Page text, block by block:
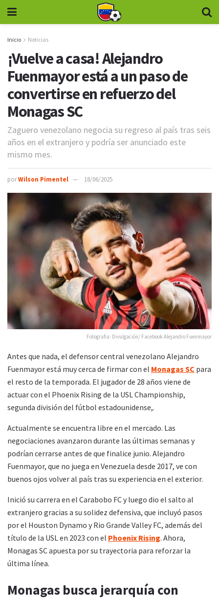
Inicio Noticias
¡Vuelve a casa! Alejandro
Fuenmayor está a un paso de
convertirse en refuerzo del
Monagas SC
Zaguero venezolano negocia su regreso al país tras seis
años en el extranjero y podría ser anunciado este
mismo mes.
porWilson Pimentel 18/06/2025
Fotografia: Divulgación/ Facebook Alejandro Fuenmayor
Antes que nada, el defensor central venezolano Alejandro
Fuenmayor está muy cerca de firmar con el Monagas SC para
el resto de la temporada. El jugador de 28 años viene de
actuar con el Phoenix Rising de la USL Championship,
segunda división del fútbol estadounidense,.
Actualmente se encuentra libre en el mercado. Las
negociaciones avanzaron durante las últimas semanas y
podrían cerrarse antes de que finalice junio. Alejandro
Fuenmayor, que no juega en Venezuela desde 2017, ve con
buenos ojos volver al país tras su experiencia en el exterior.
Inició su carrera en el Carabobo FC y luego dio el salto al
extranjero gracias a su solidez defensiva, que incluyó pasos
por el Houston Dynamo y Rio Grande Valley FC, además del
título de la USL en 2023 con el Phoenix Rising. Ahora,
Monagas SC apuesta por su trayectoria para reforzar la
última línea.
Monagas busca jerarquía con